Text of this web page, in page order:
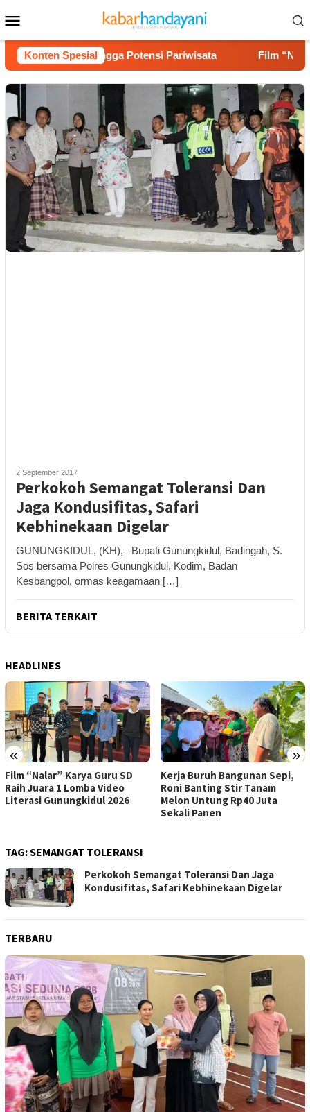
ke
kontenMobile
Konten Spesial
Jalan hingga Potensi Pariwisata Film “Nalar”
2 September 2017
Perkokoh Semangat Toleransi Dan
Jaga Kondusifitas, Safari
Kebhinekaan Digelar
GUNUNGKIDUL, (KH),– Bupati Gunungkidul, Badingah, S.
Sos bersama Polres Gunungkidul, Kodim, Badan
Kesbangpol, ormas keagamaan […]
BERITA TERKAIT
HEADLINES
« »
Kerja Buruh Bangunan Sepi,
Roni Banting Stir Tanam
Melon Untung Rp40 Juta
ASI Lancar, Ibu Lebih Tenang:
RSUD Wonosari Dampingi Ibu
Hamil dan Menyusui
TAG:SEMANGAT TOLERANSI
Perkokoh Semangat Toleransi Dan Jaga
Kondusifitas, Safari Kebhinekaan Digelar
TERBARU